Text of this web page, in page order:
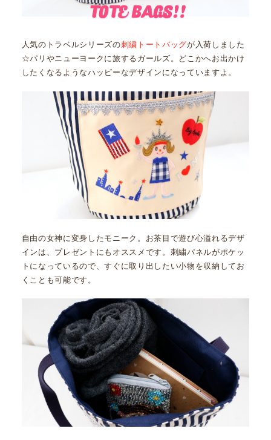
人気のトラベルシリーズの刺繍トートバッグが入荷しました
☆パリやニューヨークに旅するガールズ。どこかへお出かけ
したくなるようなハッピーなデザインになっていますよ。
自由の女神に変身したモニーク。お茶目で遊び心溢れるデザ
インは、プレゼントにもオススメです。刺繍パネルがポケッ
トになっているので、すぐに取り出したい小物を収納してお
くことも可能です。